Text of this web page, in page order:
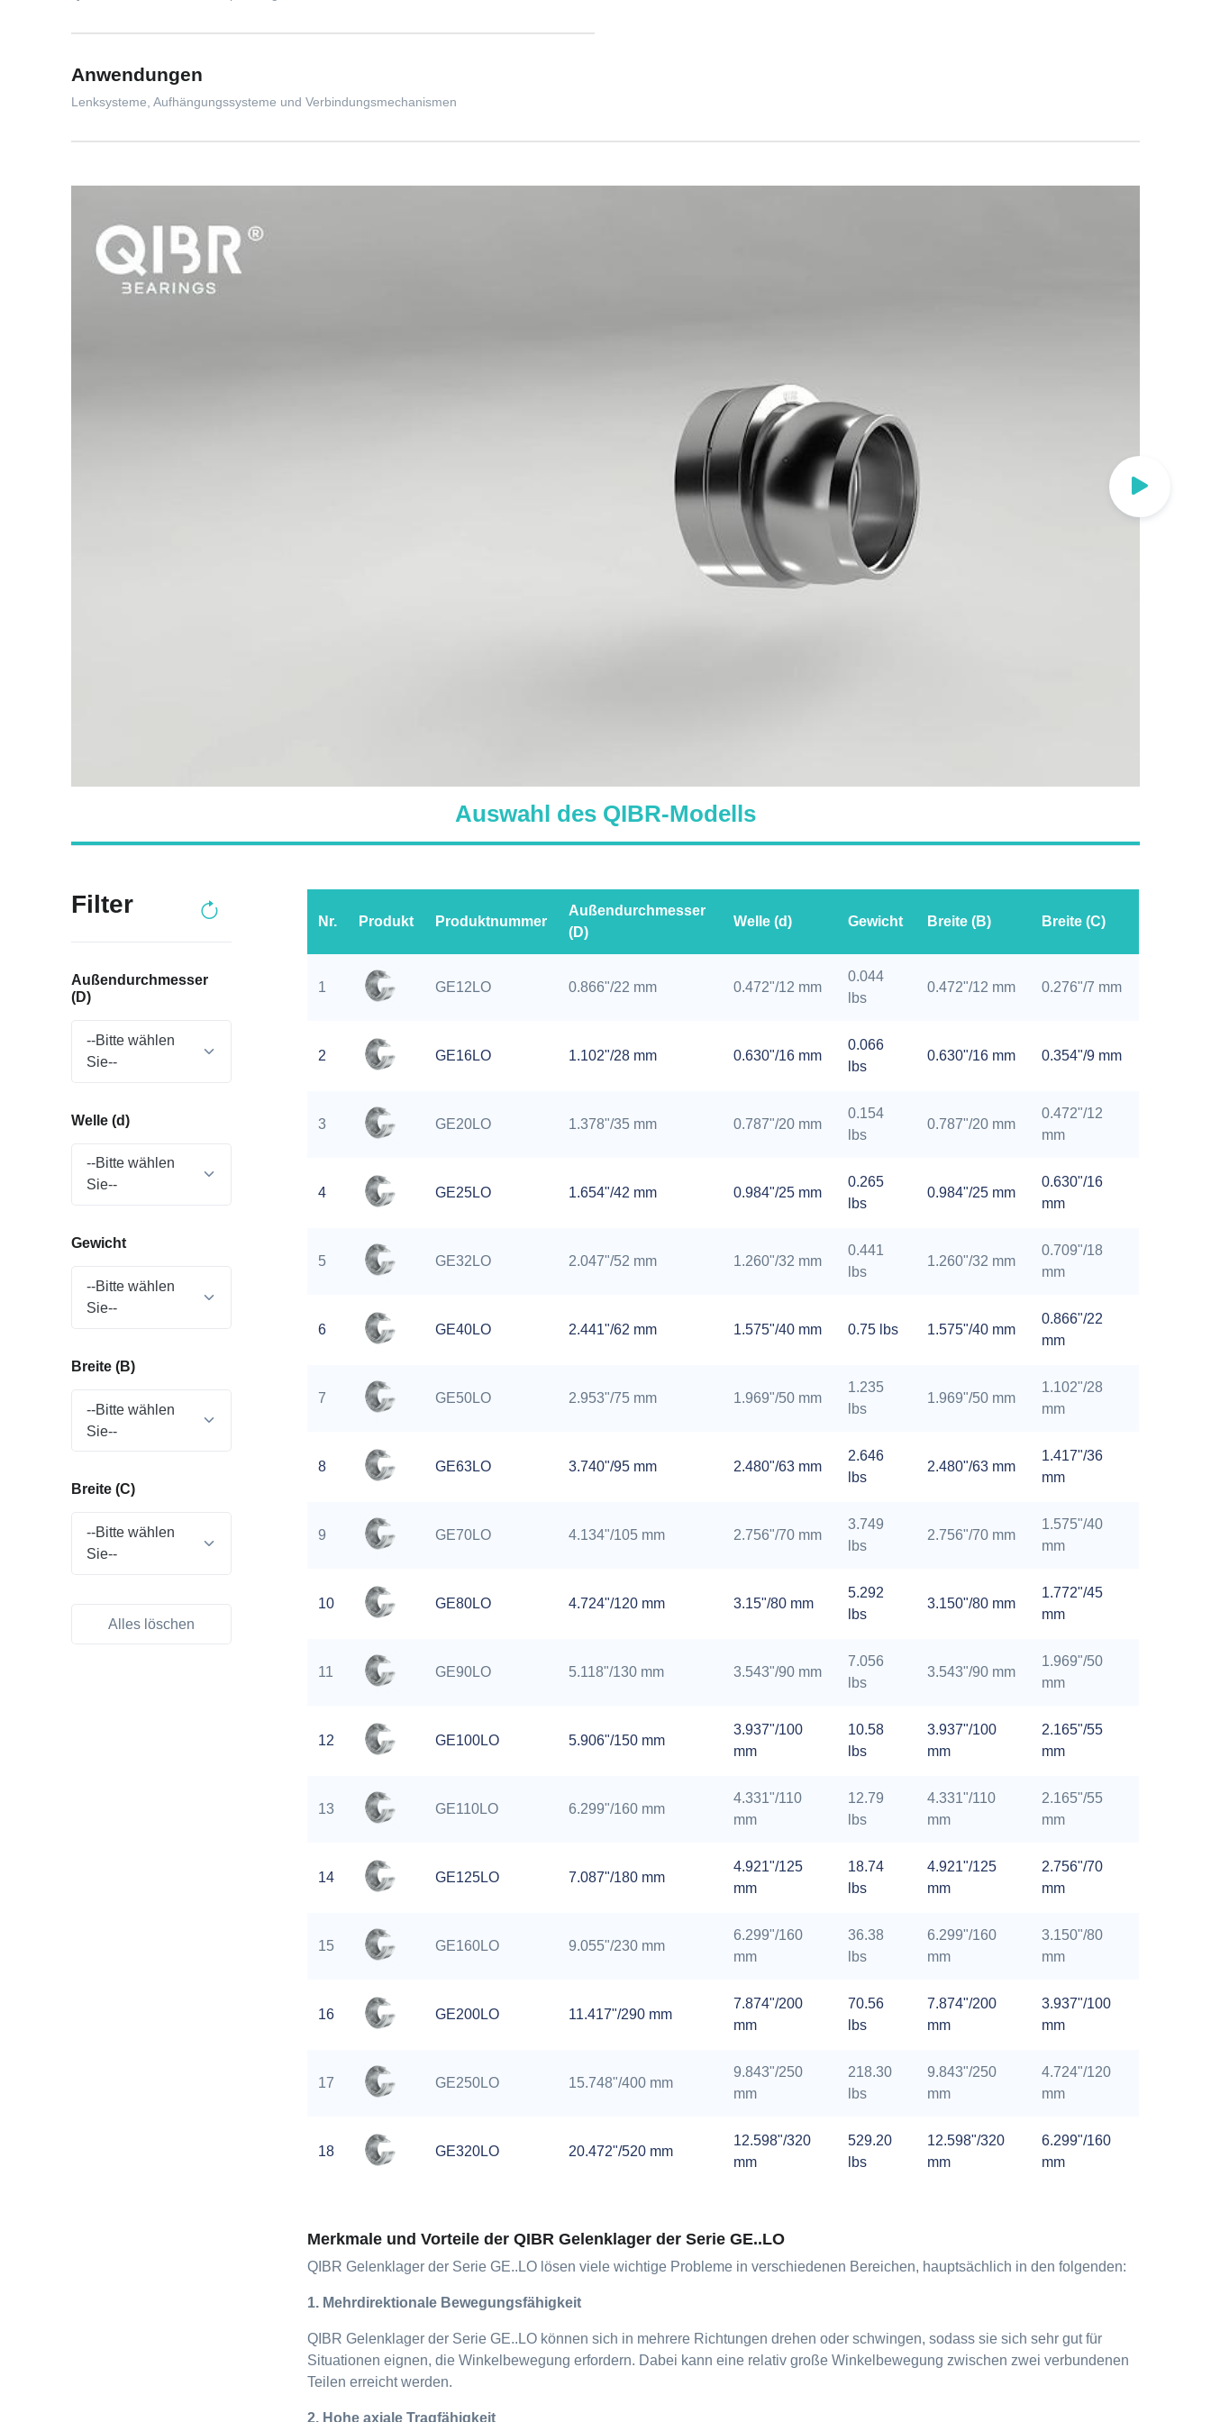
Anwendungen
Lenksysteme, Aufhängungssysteme und Verbindungsmechanismen
Auswahl des QIBR-Modells
Filter
Außendurchmesser
(D)
--Bitte wählen
Sie--
Welle (d)
--Bitte wählen
Sie--
Gewicht
--Bitte wählen
Sie--
Breite (B)
--Bitte wählen
Sie--
Breite (C)
--Bitte wählen
Sie--
Alles löschen
Nr. Produkt Produktnummer
Außendurchmesser
(D)
Welle (d) Gewicht Breite (B) Breite (C)
1 GE12LO 0.866"/22 mm 0.472"/12 mm
0.044
lbs
0.472"/12 mm 0.276"/7 mm
2 GE16LO 1.102"/28 mm 0.630"/16 mm
0.066
lbs
0.630"/16 mm 0.354"/9 mm
3 GE20LO 1.378"/35 mm 0.787"/20 mm
0.154
lbs
0.787"/20 mm
0.472"/12
mm
4 GE25LO 1.654"/42 mm 0.984"/25 mm
0.265
lbs
0.984"/25 mm
0.630"/16
mm
5 GE32LO 2.047"/52 mm 1.260"/32 mm
0.441
lbs
1.260"/32 mm
0.709"/18
mm
6 GE40LO 2.441"/62 mm 1.575"/40 mm 0.75 lbs 1.575"/40 mm
0.866"/22
mm
7 GE50LO 2.953"/75 mm 1.969"/50 mm
1.235
lbs
1.969"/50 mm
1.102"/28
mm
8 GE63LO 3.740"/95 mm 2.480"/63 mm
2.646
lbs
2.480"/63 mm
1.417"/36
mm
9 GE70LO 4.134"/105 mm 2.756"/70 mm
3.749
lbs
2.756"/70 mm
1.575"/40
mm
10 GE80LO 4.724"/120 mm 3.15"/80 mm
5.292
lbs
3.150"/80 mm
1.772"/45
mm
11 GE90LO 5.118"/130 mm 3.543"/90 mm
7.056
lbs
3.543"/90 mm
1.969"/50
mm
12 GE100LO 5.906"/150 mm
3.937"/100
mm
10.58
lbs
3.937"/100
mm
2.165"/55
mm
13 GE110LO 6.299"/160 mm
4.331"/110
mm
12.79
lbs
4.331"/110
mm
2.165"/55
mm
14 GE125LO 7.087"/180 mm
4.921"/125
mm
18.74
lbs
4.921"/125
mm
2.756"/70
mm
15 GE160LO 9.055"/230 mm
6.299"/160
mm
36.38
lbs
6.299"/160
mm
3.150"/80
mm
16 GE200LO 11.417"/290 mm
7.874"/200
mm
70.56
lbs
7.874"/200
mm
3.937"/100
mm
17 GE250LO 15.748"/400 mm
9.843"/250
mm
218.30
lbs
9.843"/250
mm
4.724"/120
mm
18 GE320LO 20.472"/520 mm
12.598"/320
mm
529.20
lbs
12.598"/320
mm
6.299"/160
mm
Merkmale und Vorteile der QIBR Gelenklager der Serie GE..LO
QIBR Gelenklager der Serie GE..LO lösen viele wichtige Probleme in verschiedenen Bereichen, hauptsächlich in den folgenden:
1. Mehrdirektionale Bewegungsfähigkeit
QIBR Gelenklager der Serie GE..LO können sich in mehrere Richtungen drehen oder schwingen, sodass sie sich sehr gut für
Situationen eignen, die Winkelbewegung erfordern. Dabei kann eine relativ große Winkelbewegung zwischen zwei verbundenen
Teilen erreicht werden.
2. Hohe axiale Tragfähigkeit